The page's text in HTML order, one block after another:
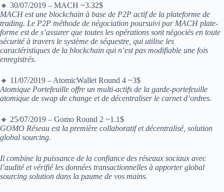
🔸 30/07/2019 – MACH ~3.32$
MACH est une blockchain à base de P2P actif de la plateforme de
trading. Le P2P méthode de négociation poursuivi par MACH plate-
forme est de s’assurer que toutes les opérations sont négociés en toute
sécurité à travers le système de séquestre, qui utilise les
caractéristiques de la blockchain qui n’est pas modifiable une fois
enregistrés.
🔸 11/07/2019 – AtomicWallet Round 4 ~3$
Atomique Portefeuille offre un multi-actifs de la garde-portefeuille
atomique de swap de change et de décentraliser le carnet d’ordres.
🔸 25/07/2019 – Gomo Round 2 ~1.1$
GOMO Réseau est la première collaboratif et décentralisé, solution
global sourcing.
Il combine la puissance de la confiance des réseaux sociaux avec
l’audité et vérifié les données transactionnelles à apporter global
sourcing solution dans la paume de vos mains.